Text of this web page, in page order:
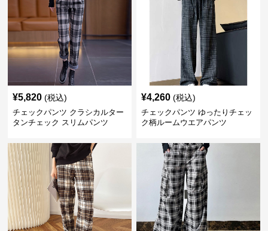
¥5,820 (税込)
チェックパンツ クラシカルター
タンチェック スリムパンツ
¥4,260 (税込)
チェックパンツ ゆったりチェッ
ク柄ルームウエアパンツ